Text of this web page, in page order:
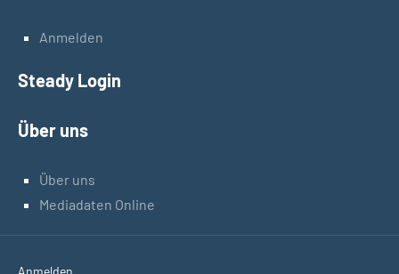
Anmelden
Steady Login
Über uns
Über uns
Mediadaten Online